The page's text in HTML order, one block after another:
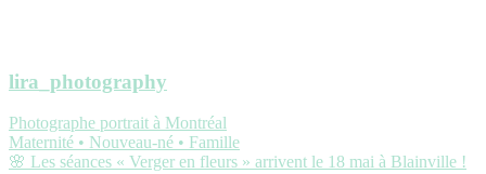
lira_photography
Photographe portrait à Montréal
Maternité • Nouveau-né • Famille
🌸 Les séances « Verger en fleurs » arrivent le 18 mai à Blainville !